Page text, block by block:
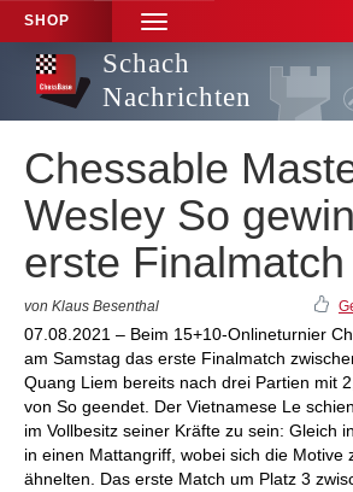
SHOP
TOGGLE
NAVIGATION
Schach
Nachrichten
Chessable
Wesley So
erste Finalmatch
von Klaus Besenthal
07.08.2021 – Beim 15+10-Onlineturnier
am Samstag das erste Finalmatch
Quang Liem bereits nach drei Partien mit
von So geendet. Der Vietnamese Le
im Vollbesitz seiner Kräfte zu sein: Gleich
in einen Mattangriff, wobei sich die Motive
ähnelten. Das erste Match um Platz 3